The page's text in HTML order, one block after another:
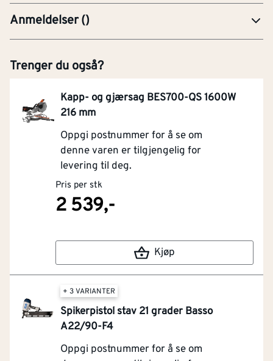
Anmeldelser()
Trenger du også?
Kapp- og gjærsag BES700-QS 1600W
216 mm
Oppgi postnummer for å se om
denne varen er tilgjengelig for
levering til deg.
Pris per stk
2 539,-
Kjøp
+ 3 VARIANTER
Spikerpistol stav 21 grader Basso
A22/90-F4
Oppgi postnummer for å se om